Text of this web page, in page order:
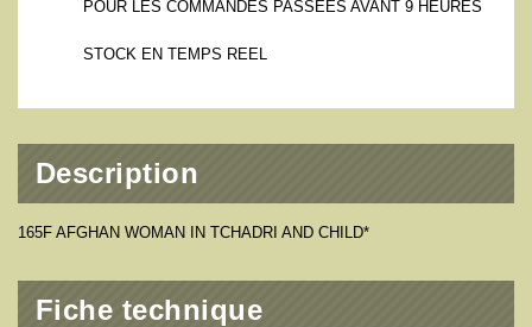
POUR LES COMMANDES PASSEES AVANT 9 HEURES
STOCK EN TEMPS REEL
Description
165F AFGHAN WOMAN IN TCHADRI AND CHILD*
Fiche technique